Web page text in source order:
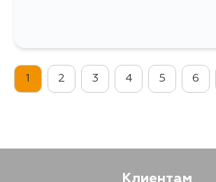
1 2 3 4 5 6
Клиентам